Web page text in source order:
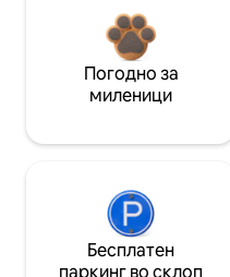
Погодно за
миленици
Бесплатен
паркинг во склоп